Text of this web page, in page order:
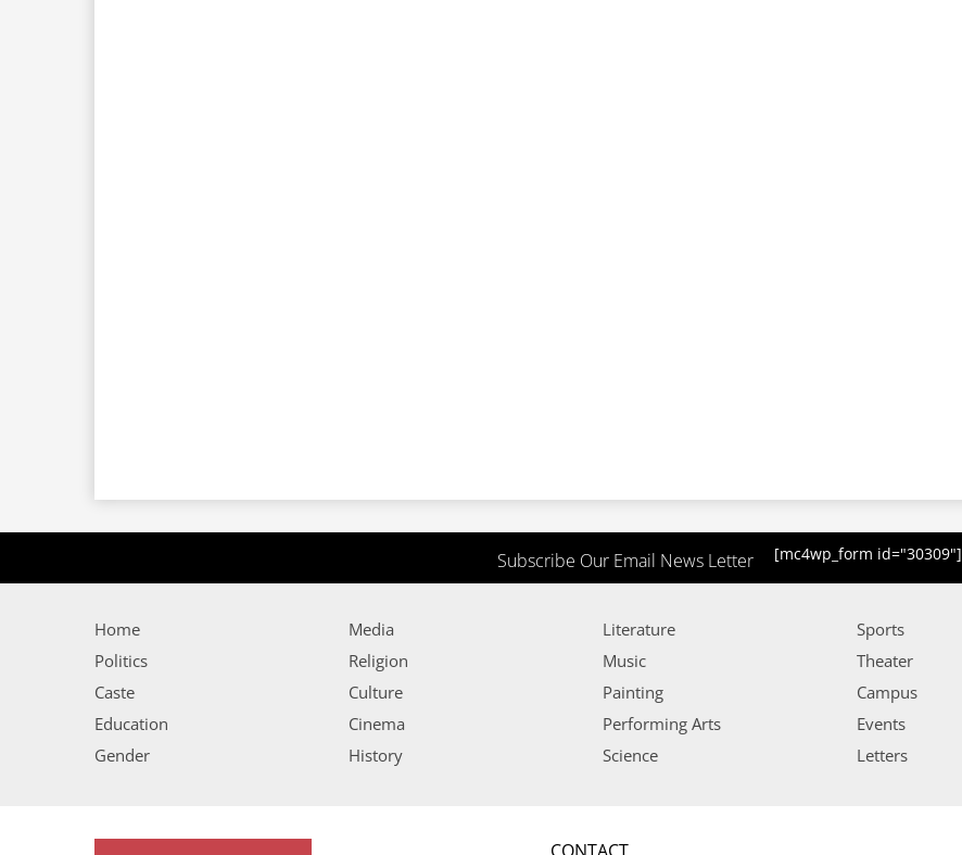
Subscribe Our Email News Letter [mc4wp_form id="30309"]
Home
Politics
Caste
Education
Gender
Media
Religion
Culture
Cinema
History
Literature
Music
Painting
Performing Arts
Science
Sports
Theater
Campus
Events
Letters